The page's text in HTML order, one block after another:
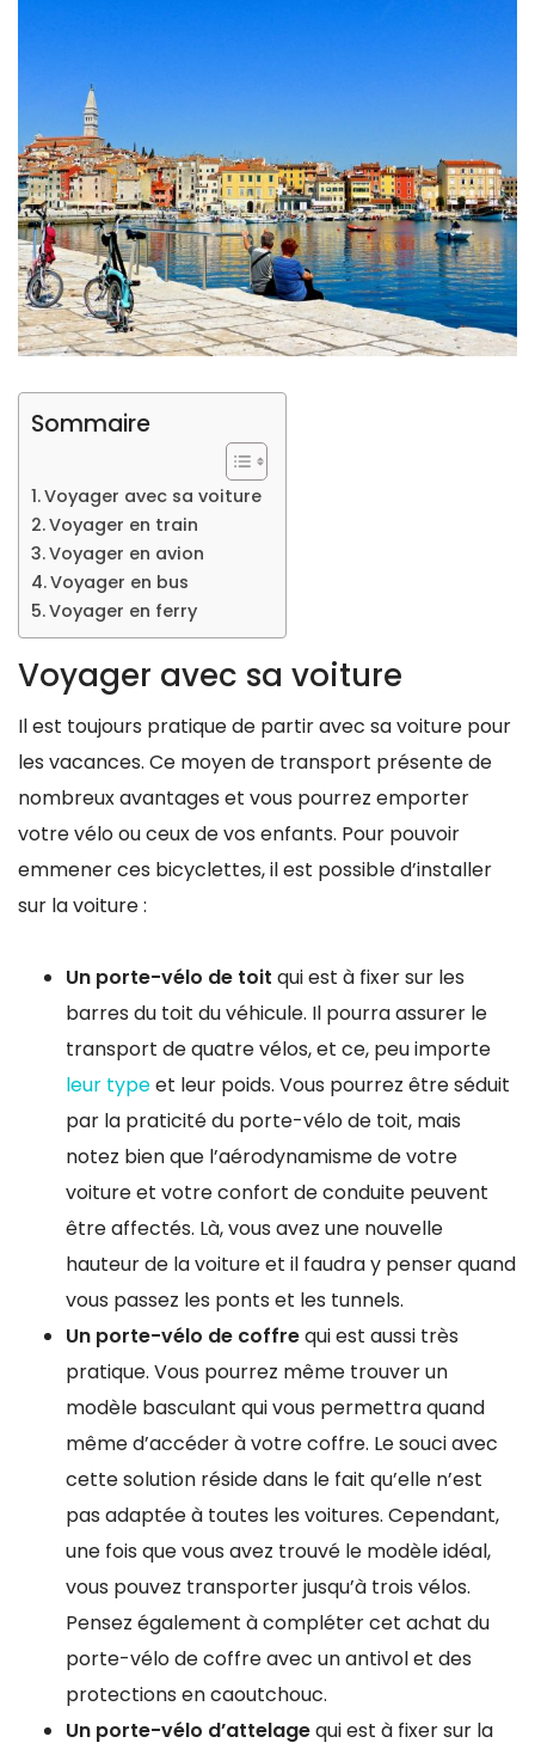
Sommaire
Voyager avec sa voiture
Voyager en train
Voyager en avion
Voyager en bus
Voyager en ferry
Voyager avec sa voiture
Il est toujours pratique de partir avec sa voiture pour
les vacances. Ce moyen de transport présente de
nombreux avantages et vous pourrez emporter
votre vélo ou ceux de vos enfants. Pour pouvoir
emmener ces bicyclettes, il est possible d’installer
sur la voiture :
Un porte-vélo de toit qui est à fixer sur les
barres du toit du véhicule. Il pourra assurer le
transport de quatre vélos, et ce, peu importe
leur typeet leur poids. Vous pourrez être séduit
par la praticité du porte-vélo de toit, mais
notez bien que l’aérodynamisme de votre
voiture et votre confort de conduite peuvent
être affectés. Là, vous avez une nouvelle
hauteur de la voiture et il faudra y penser quand
vous passez les ponts et les tunnels.
Un porte-vélo de coffrequi est aussi très
pratique. Vous pourrez même trouver un
modèle basculant qui vous permettra quand
même d’accéder à votre coffre. Le souci avec
cette solution réside dans le fait qu’elle n’est
pas adaptée à toutes les voitures. Cependant,
une fois que vous avez trouvé le modèle idéal,
vous pouvez transporter jusqu’à trois vélos.
Pensez également à compléter cet achat du
porte-vélo de coffre avec un antivol et des
protections en caoutchouc.
Un porte-vélo d’attelagequi est à fixer sur la